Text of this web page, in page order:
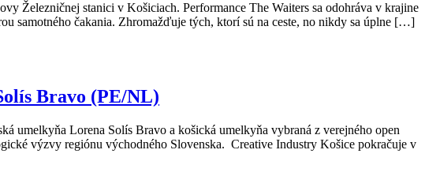
Železničnej stanici v Košiciach. Performance The Waiters sa odohráva v krajine
samotného čakania. Zhromažďuje tých, ktorí sú na ceste, no nikdy sa úplne […]
Bravo (PE/NL)
umelkyňa Lorena Solís Bravo a košická umelkyňa vybraná z verejného open
výzvy regiónu východného Slovenska. Creative Industry Košice pokračuje v